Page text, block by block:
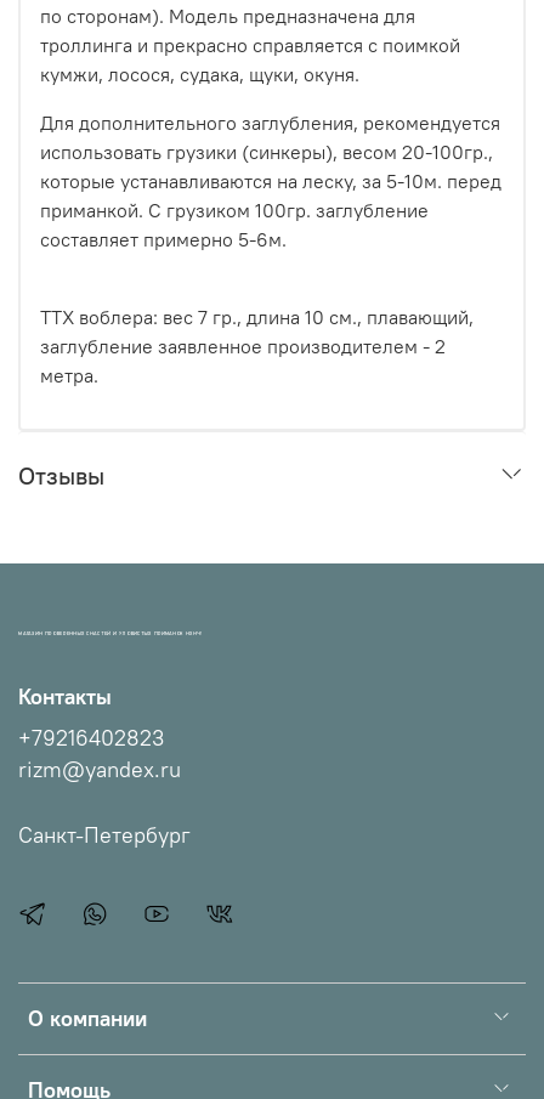
по сторонам). Модель предназначена для
троллинга и прекрасно справляется с поимкой
кумжи, лосося, судака, щуки, окуня.
Для дополнительного заглубления, рекомендуется
использовать грузики (синкеры), весом 20-100гр.,
которые устанавливаются на леску, за 5-10м. перед
приманкой. С грузиком 100гр. заглубление
составляет примерно 5-6м.
ТТХ воблера: вес 7 гр., длина 10 см., плавающий,
заглубление заявленное производителем - 2
метра.
Отзывы
МАГАЗИН ПРОВЕРЕННЫХ СНАСТЕЙ И УЛОВИСТЫХ ПРИМАНОК НХНЧ!
О компании
Помощь
Контакты
+79216402823
rizm@yandex.ru
Санкт-Петербург